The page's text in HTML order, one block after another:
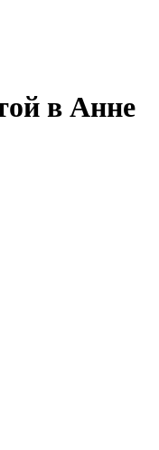
в Анне